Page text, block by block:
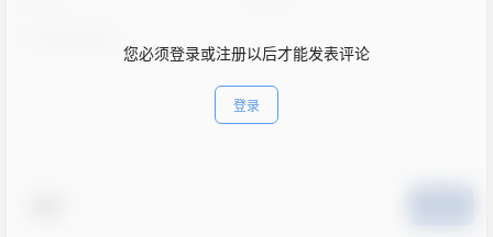
您必须登录或注册以后才能发表评论
登录